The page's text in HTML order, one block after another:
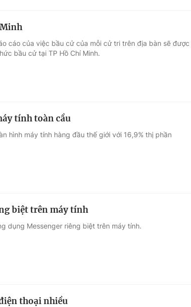
Minh
cáo của việc bầu cử của mỗi cử tri trên địa bàn sẽ được
bầu cử tại TP Hồ Chí Minh.
tính toàn cầu
hình máy tính hàng đầu thế giới với 16,9% thị phần
biệt trên máy tính
dụng Messenger riêng biệt trên máy tính.
thoại nhiều